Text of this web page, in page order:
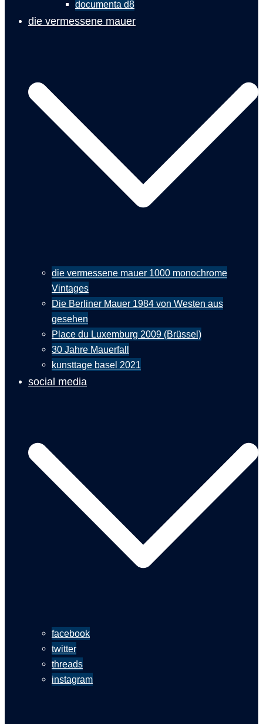
documenta d8
die vermessene mauer
die vermessene mauer 1000 monochrome
Vintages
Die Berliner Mauer 1984 von Westen aus
gesehen
Place du Luxemburg 2009 (Brüssel)
30 Jahre Mauerfall
kunsttage basel 2021
social media
facebook
twitter
threads
instagram